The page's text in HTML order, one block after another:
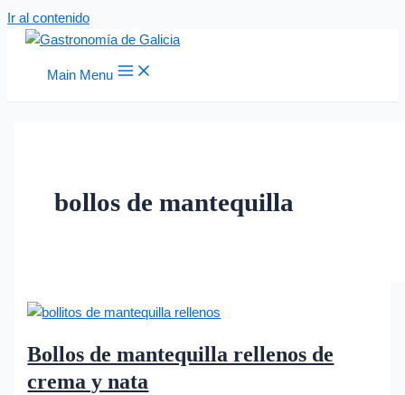
Ir al contenido
Main Menu
bollos de mantequilla
Bollos de mantequilla rellenos de
crema y nata